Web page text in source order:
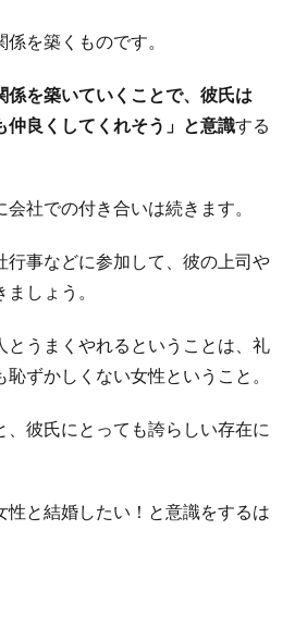
を築くものです。
係を築いていくことで、彼氏は
仲良くしてくれそう」と意識する
社での付き合いは続きます。
行事などに参加して、彼の上司や
しょう。
とうまくやれるということは、礼
ずかしくない女性ということ。
彼氏にとっても誇らしい存在に
性と結婚したい！と意識をするは